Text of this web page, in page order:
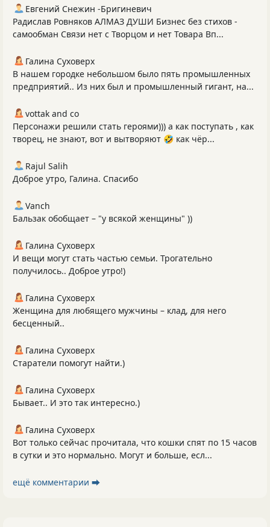
Евгений Снежин -Бригиневич
Радислав Ровняков АЛМАЗ ДУШИ Бизнес без стихов -
самообман Связи нет с Творцом и нет Товара Вп...
Галина Суховерх
В нашем городке небольшом было пять промышленных
предприятий.. Из них был и промышленный гигант, на...
vottak and co
Персонажи решили стать героями))) а как поступать , как
творец, не знают, вот и вытворяют 🤣 как чёр...
Rajul Salih
Доброе утро, Галина. Спасибо
Vanch
Бальзак обобщает – "у всякой женщины" ))
Галина Суховерх
И вещи могут стать частью семьи. Трогательно
получилось.. Доброе утро!)
Галина Суховерх
Женщина для любящего мужчины – клад, для него
бесценный..
Галина Суховерх
Старатели помогут найти.)
Галина Суховерх
Бывает.. И это так интересно.)
Галина Суховерх
Вот только сейчас прочитала, что кошки спят по 15 часов
в сутки и это нормально. Могут и больше, есл...
ещё комментарии ⮕